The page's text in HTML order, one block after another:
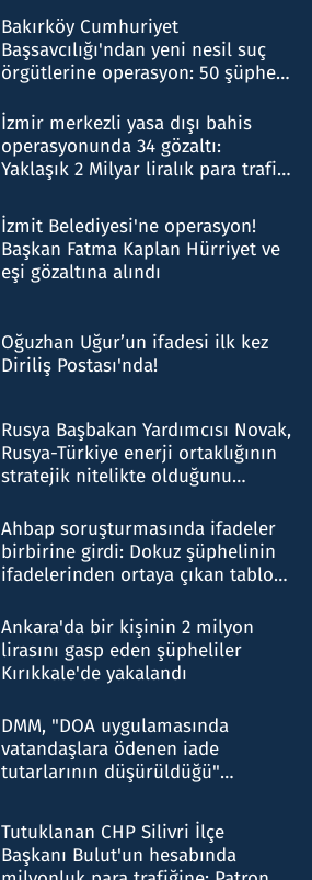
Bakırköy Cumhuriyet
Başsavcılığı'ndan yeni nesil suç
örgütlerine operasyon: 50 şüpheli
İzmir merkezli yasa dışı bahis
operasyonunda 34 gözaltı:
Yaklaşık 2 Milyar liralık para trafiği
İzmit Belediyesi'ne operasyon!
Başkan Fatma Kaplan Hürriyet ve
eşi gözaltına alındı
Oğuzhan Uğur’un ifadesi ilk kez
Diriliş Postası'nda!
Rusya Başbakan Yardımcısı Novak,
Rusya-Türkiye enerji ortaklığının
stratejik nitelikte olduğunu
Ahbap soruşturmasında ifadeler
birbirine girdi: Dokuz şüphelinin
ifadelerinden ortaya çıkan tablo
Ankara'da bir kişinin 2 milyon
lirasını gasp eden şüpheliler
Kırıkkale'de yakalandı
DMM, "DOA uygulamasında
vatandaşlara ödenen iade
tutarlarının düşürüldüğü"
Tutuklanan CHP Silivri İlçe
Başkanı Bulut'un hesabında